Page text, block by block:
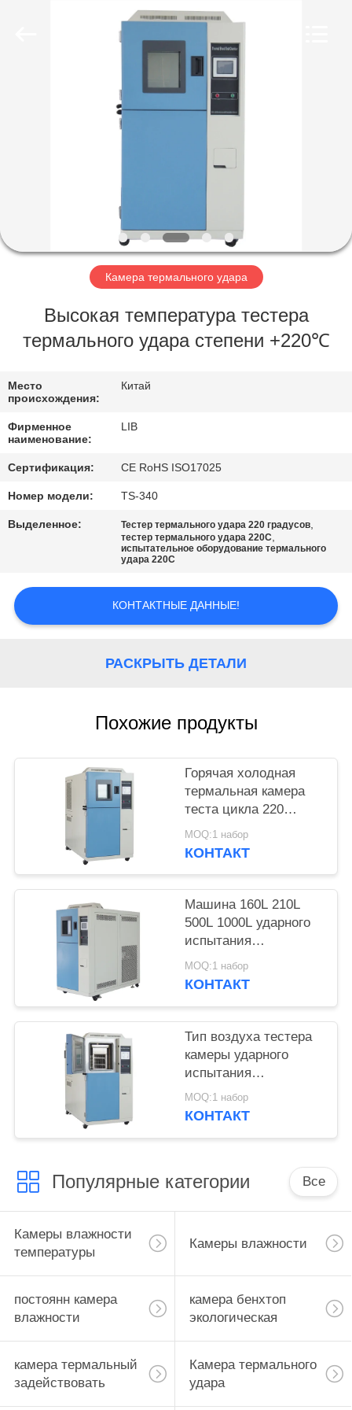
ПРОДУКТЫ
ПУТЕШЕСТВИЕ
ФАБРИКИ
ПРОВЕРКА
КАЧЕСТВА
СВЯЖИТЕСЬ
МЫ
СПРОСИТЕ
КАРТА
САЙТА
Камера термального удара
Высокая температура тестера
термального удара степени +220℃
Место
происхождения:
Китай
Фирменное
наименование:
LIB
Сертификация: CE RoHS ISO17025
Номер модели: TS-340
Выделенное: Тестер термального удара 220 градусов,
тестер термального удара 220C,
испытательное оборудование термального
удара 220C
КОНТАКТНЫЕ ДАННЫЕ!
РАСКРЫТЬ ДЕТАЛИ
Похожие продукты
Горячая холодная
термальная камера
теста цикла 220
градусов
высокотемпературных
MOQ:1 набор
КОНТАКТ
Машина 160L 210L
500L 1000L ударного
испытания
температуры
термальная
MOQ:1 набор
КОНТАКТ
Тип воздуха тестера
камеры ударного
испытания
стабильности 220℃
термальный крутой
MOQ:1 набор
КОНТАКТ
Популярные категории Все
Камеры влажности
температуры
Камеры влажности
постоянн камера
влажности
камера бенхтоп
экологическая
камера термальный
задействовать
Камера термального
удара